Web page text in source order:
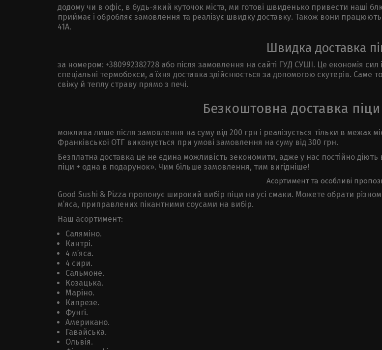
додому чи в офіс, в будь-який куточок міста, ми готові швиденько привести наші
приймає і обробляє замовлення та реалізує швидку доставку. Також вони
41А.
Швидка доставка
за номером: +380992382728 або після замовлення на сайті ГУД СУШІ. Це економія
спеціальні термобокси, а їхня доставка здійснюється за допомогою скутерів.
свіжу й теплу страву прямо з печі.
Безкоштовна доставка
можлива лише після замовлення на суму від 200 грн і реалізується тільки в межах
Франківської ОТГ виконується при умові замовлення на суму від 300 грн.
Безплатна доставка це не єдина можливість зекономити, адже у нас постійно діють
піци + одна в подарунок». Чим більше замовлення, тим вигідніше!
Асортимент та особливі
Good Sushi & Pizza пропонує широкий вибір піци на усі смаки. Можете обрати
м’яса, приправлених пікантними соусами на вибір.
Наш асортимент:
Саляміно.
Кантрі.
4 м’яса.
4 сири.
Сальмоне.
Козацька.
Маріно.
Капрезе.
Фунгі.
Американо.
Гавайська.
Ольвія.